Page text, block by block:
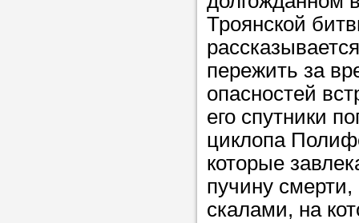
репетитора.
Мы
в
советам,
Троянской
пережить за
опасностей
его спутники
циклопа
которые
пучину
скалами, на